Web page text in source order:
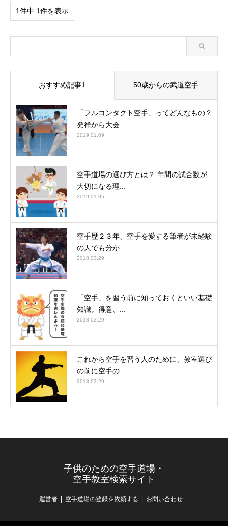
1件中 1件を表示
おすすめ記事1 50歳からの武道空手
「フルコンタクト空手」ってどんなもの？
発祥から大会...
2019.01.09
空手道場の選び方とは？ 年間の試合数が
大切になる理...
2019.01.05
空手歴２３年、空手を愛する筆者が未経験
の人でも分か...
2018.03.29
「空手」を習う前に知っておくといい基礎
知識。得意、...
2018.03.29
これから空手を習う人のために、教室選び
の前に空手の...
2018.03.29
子供のための空手道場・
空手教室検索サイト
運営者 空手道場の登録を依頼する お問い合わせ